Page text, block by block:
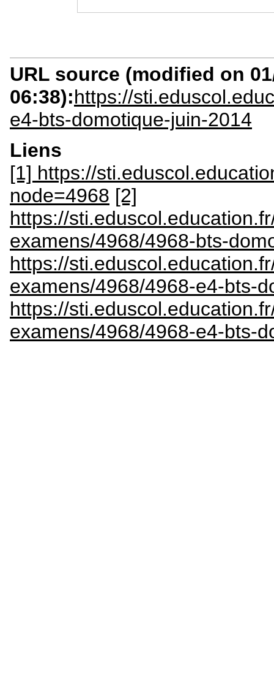
URL source (modified on
06:38):https://
e4-bts-domotique-juin-2014
Liens
[1] https://
node=4968 [2]
https://
examens/4968/4968-bts-
https://
examens/4968/4968-e4-bts-
https://
examens/4968/4968-e4-bts-